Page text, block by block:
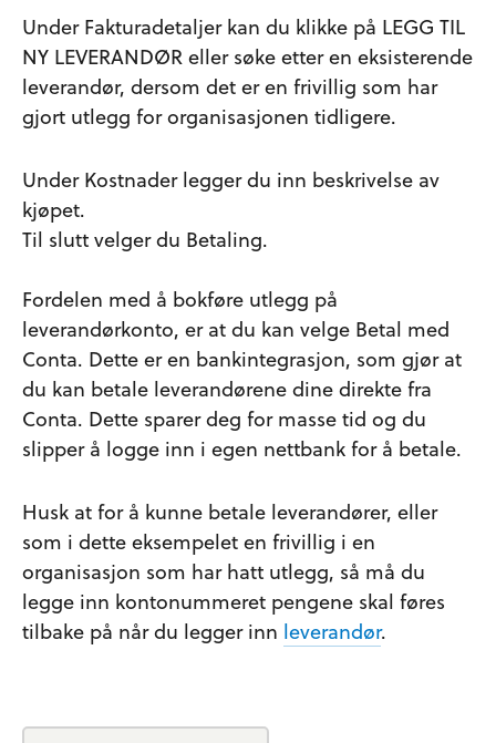
Under Fakturadetaljer kan du klikke på LEGG TIL
NY LEVERANDØR eller søke etter en eksisterende
leverandør, dersom det er en frivillig som har
gjort utlegg for organisasjonen tidligere.
Under Kostnader legger du inn beskrivelse av
kjøpet.
Til slutt velger du Betaling.
Fordelen med å bokføre utlegg på
leverandørkonto, er at du kan velge Betal med
Conta. Dette er en bankintegrasjon, som gjør at
du kan betale leverandørene dine direkte fra
Conta. Dette sparer deg for masse tid og du
slipper å logge inn i egen nettbank for å betale.
Husk at for å kunne betale leverandører, eller
som i dette eksempelet en frivillig i en
organisasjon som har hatt utlegg, så må du
legge inn kontonummeret pengene skal føres
tilbake på når du legger inn leverandør.